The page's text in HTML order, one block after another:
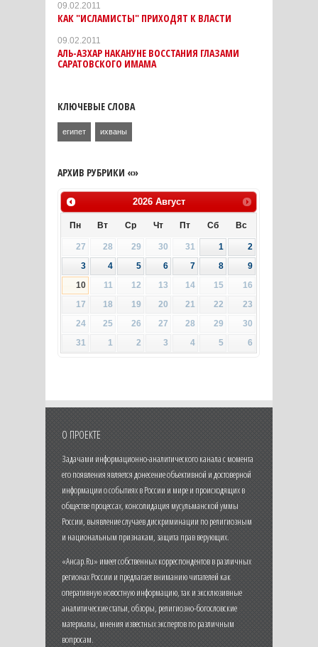
09.02.2011
КАК "ИСЛАМИСТЫ" ПРИХОДЯТ К ВЛАСТИ
09.02.2011
АЛЬ-АЗХАР НАКАНУНЕ ВОССТАНИЯ ГЛАЗАМИ
САРАТОВСКОГО ИМАМА
КЛЮЧЕВЫЕ СЛОВА
египет ихваны
АРХИВ РУБРИКИ «»
2026 Август
Пн Вт Ср Чт Пт Сб Вс
27 28 29 30 31 1
2
3
4 5 6 7 8
9
10
11 12 13 14 15
16
17
18 19 20 21 22
23
24
25 26 27 28 29
30
31
1 2 3 4 5 6
О ПРОЕКТЕ
Задачами информационно-аналитического канала с момента
его появления является донесение объективной и достоверной
информации о событиях в России и мире и происходящих в
обществе процессах, консолидация мусульманской уммы
России, выявление случаев дискриминации по религиозным
и национальным признакам, защита прав верующих.
«Ансар.Ru» имеет собственных корреспондентов в различных
регионах России и предлагает вниманию читателей как
оперативную новостную информацию, так и эксклюзивные
аналитические статьи, обзоры, религиозно-богословские
материалы, мнения известных экспертов по различным
вопросам.